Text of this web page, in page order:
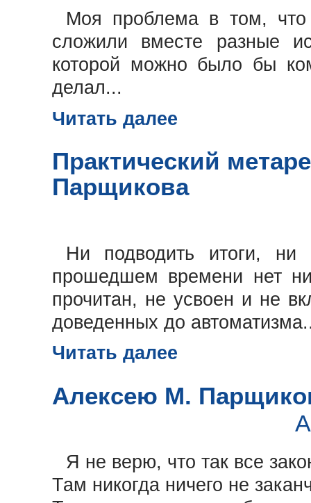
Моя проблема в том,
сложили вместе разные
которой можно было бы
делал...
Читать далее
Практический
Парщикова
Ни подводить итоги,
прошедшем времени нет
прочитан, не усвоен и не
доведенных до
Читать далее
Алексею М.
Я не верю, что так все
Там никогда ничего не